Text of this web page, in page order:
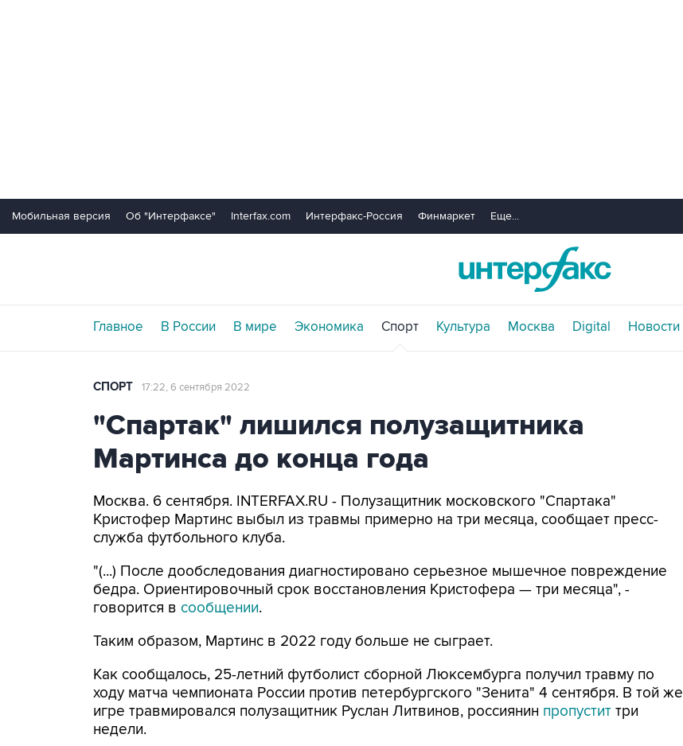
Мобильная версия Об "Интерфаксе" Interfax.com Интерфакс-Россия Финмаркет Еще...
Главное В России В мире Экономика Спорт Культура Москва Digital Новости
СПОРТ 17:22, 6 сентября 2022
"Спартак" лишился полузащитника
Мартинса до конца года
Москва. 6 сентября. INTERFAX.RU - Полузащитник московского "Спартака"
Кристофер Мартинс выбыл из травмы примерно на три месяца, сообщает пресс-
служба футбольного клуба.
"(...) После дообследования диагностировано серьезное мышечное повреждение
бедра. Ориентировочный срок восстановления Кристофера — три месяца", -
говорится в сообщении.
Таким образом, Мартинс в 2022 году больше не сыграет.
Как сообщалось, 25-летний футболист сборной Люксембурга получил травму по
ходу матча чемпионата России против петербургского "Зенита" 4 сентября. В той же
игре травмировался полузащитник Руслан Литвинов, россиянин пропустит три
недели.